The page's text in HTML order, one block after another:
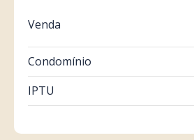
Venda
Condomínio
IPTU